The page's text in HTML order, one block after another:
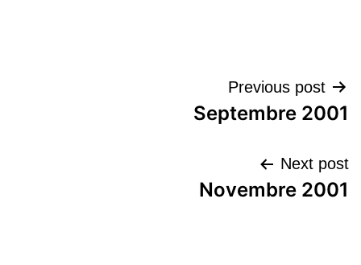
تصفّح
المقالات
Previous post
Septembre 2001
Next post
Novembre 2001